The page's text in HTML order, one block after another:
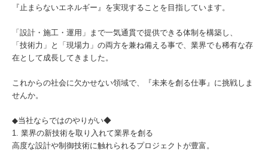
『止まらないエネルギー』を実現することを目指しています。
「設計・施工・運用」まで一気通貫で提供できる体制を構築し、
「技術力」と「現場力」の両方を兼ね備える事で、業界でも稀有な存
在として成長してきました。
これからの社会に欠かせない領域で、『未来を創る仕事』に挑戦しま
せんか。
◆当社ならではのやりがい◆
1. 業界の新技術を取り入れて業界を創る
高度な設計や制御技術に触れられるプロジェクトが豊富。